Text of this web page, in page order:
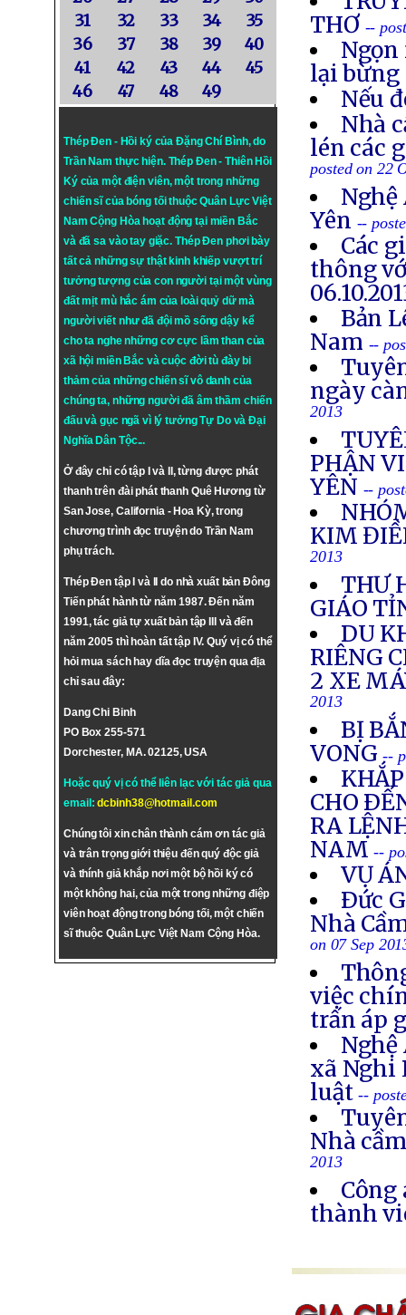
31
32 33 34
35
36
37 38 39
40
41
42 43 44
45
46
47 48 49
Thép Đen - Hồi ký của Đặng Chí Bình, do
Trần Nam thực hiện. Thép Đen- Thiên Hồi
Ký của một điện viên, một trong những
chiến sĩ của bóng tối thuộc Quân Lực Việt
Nam Cộng Hòa hoạt động tại miền Bắc
và đã sa vào tay giặc. Thép Đen phơi bày
tất cả những sự thật kinh khiếp vượt trí
tưởng tượng của con người tại một vùng
đất mịt mù hắc ám của loài quỷ dữ mà
người viết như đã đội mồ sống dậy kể
cho ta nghe những cơ cực lầm than của
xã hội miền Bắc và cuộc đời tù đày bi
thảm của những chiến sĩ vô danh của
chúng ta, những người đã âm thầm chiến
đấu và gục ngã vì lý tưởngTự DovàĐại
Nghĩa Dân Tộc...
Ở đây chỉ có tập I và II, từng được phát
thanh trên đài phát thanh Quê Hương từ
San Jose, California - Hoa Kỳ, trong
chương trình đọc truyện do Trần Nam
phụ trách.
Thép Đen tập I và II do nhà xuất bản Đông
Tiến phát hành từ năm 1987. Đến năm
1991, tác giả tự xuất bản tập III và đến
năm 2005 thì hoàn tất tập IV. Quý vị có thể
hỏi mua sách hay dĩa đọc truyện qua địa
chỉ sau đây:
Dang Chi Binh
PO Box 255-571
Dorchester, MA. 02125, USA
Hoặc quý vị có thể liên lạc với tác giả qua
email:dcbinh38@hotmail.com
Chúng tôi xin chân thành cám ơn tác giả
và trân trọng giới thiệu đến quý độc giả
và thính giả khắp nơi một bộ hồi ký có
một không hai, của một trong những điệp
viên hoạt động trong bóng tối, một chiến
sĩ thuộc Quân Lực Việt Nam Cộng Hòa.
THƠ --
lại bừng
Nếu
Nhà
lén các
posted on 22
Nghệ
Yên --
Các
thông
Bản
Nam --
ngày
2013
PHẬN
YÊN --
KIM
2013
THƯ
GIÁO
DU
RIÊNG
2 XE
2013
BỊ
VONG --
CHO
RA
NAM--
VỤ
Ðức
Nhà
on 07 Sep
việc
trấn áp
Nghệ
xã Nghi
luật--
Nhà
2013
thành